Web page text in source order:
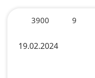
3900 9
19.02.2024